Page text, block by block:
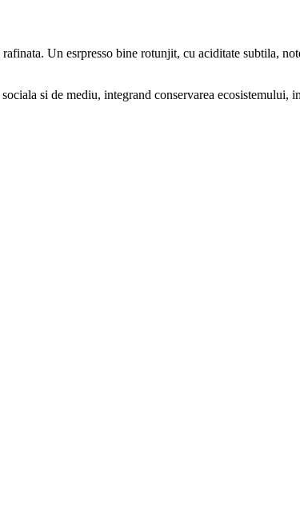
Un esrpresso bine rotunjit, cu aciditate subtila,
si de mediu, integrand conservarea ecosistemului,